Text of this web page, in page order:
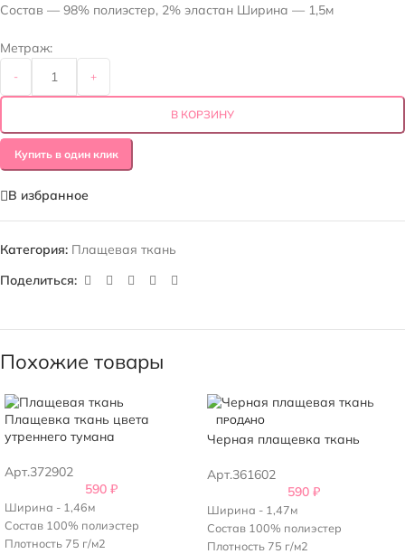
Состав — 98% полиэстер, 2% эластан Ширина — 1,5м
Метраж:
- +
В КОРЗИНУ
Купить в один клик
В избранное
Категория: Плащевая ткань
Поделиться:
Похожие товары
Плащевка ткань цвета
утреннего тумана
Арт.372902
590 ₽
Ширина - 1,46м
Состав 100% полиэстер
Плотность 75 г/м2
ПРОДАНО
Черная плащевка ткань
Арт.361602
590 ₽
Ширина - 1,47м
Состав 100% полиэстер
Плотность 75 г/м2